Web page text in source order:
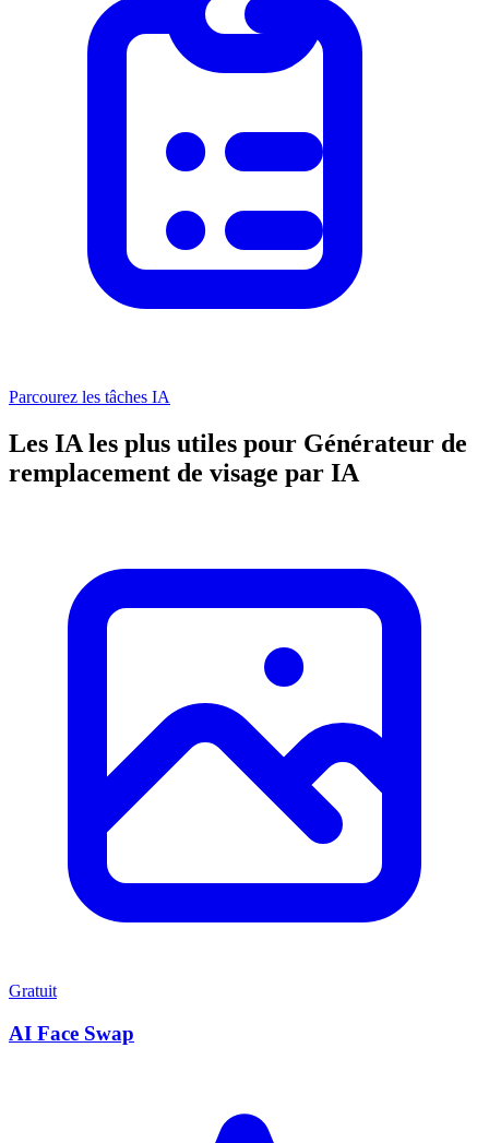
Parcourez les tâches IA
Les IA les plus utiles pour Générateur de
remplacement de visage par IA
Gratuit
AI Face Swap